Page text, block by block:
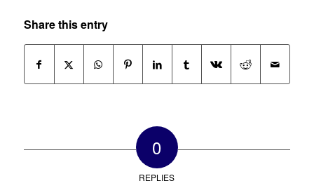
Share this entry
0
REPLIES